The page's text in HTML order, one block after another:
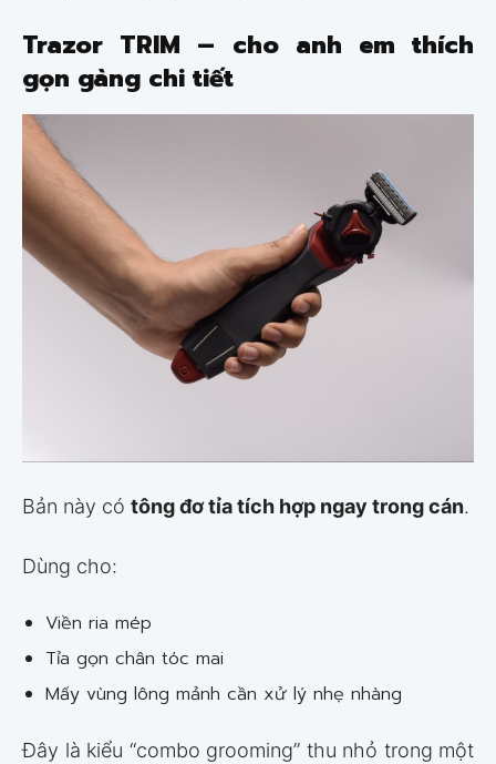
Trazor TRIM – cho anh em thích
gọn gàng chi tiết
Bản này có tông đơ tỉa tích hợp ngay trong cán.
Dùng cho:
Viền ria mép
Tỉa gọn chân tóc mai
Mấy vùng lông mảnh cần xử lý nhẹ nhàng
Đây là kiểu “combo grooming” thu nhỏ trong một